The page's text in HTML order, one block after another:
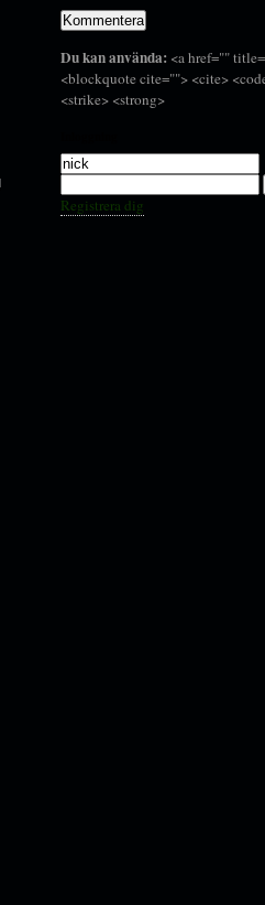
Du kan använda: <a href=""
<blockquote cite=""> <cite>
<strike> <strong>
Registrera dig